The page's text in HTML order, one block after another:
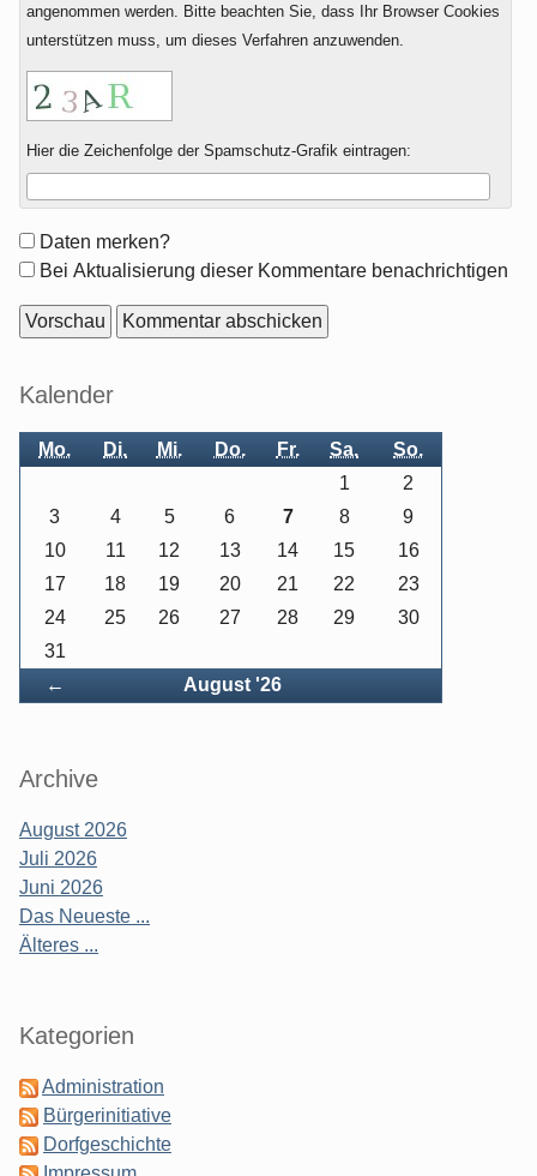
angenommen werden. Bitte beachten Sie, dass Ihr Browser Cookies
unterstützen muss, um dieses Verfahren anzuwenden.
Hier die Zeichenfolge der Spamschutz-Grafik eintragen:
Formular-
Optionen
Daten merken?
Bei Aktualisierung dieser Kommentare benachrichtigen
Seitenleiste
Kalender
Mo. Di. Mi. Do. Fr. Sa. So.
← August '26
1
2
3
4 5 6 7 8
9
10
11 12 13 14 15
16
17
18 19 20 21 22
23
24
25 26 27 28 29
30
31
Archive
August 2026
Juli 2026
Juni 2026
Das Neueste ...
Älteres ...
Kategorien
Administration
Bürgerinitiative
Dorfgeschichte